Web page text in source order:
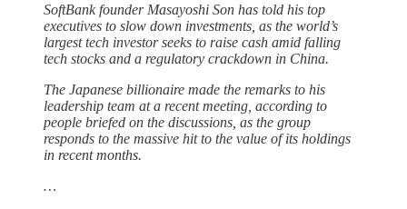
SoftBank founder Masayoshi Son has told his top
executives to slow down investments, as the world’s
largest tech investor seeks to raise cash amid falling
tech stocks and a regulatory crackdown in China.
The Japanese billionaire made the remarks to his
leadership team at a recent meeting, according to
people briefed on the discussions, as the group
responds to the massive hit to the value of its holdings
in recent months.
…